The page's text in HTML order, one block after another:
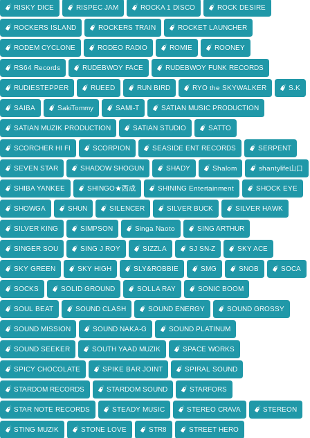
RISKY DICE RISPEC JAM ROCKA 1 DISCO ROCK DESIRE
ROCKERS ISLAND ROCKERS TRAIN ROCKET LAUNCHER
RODEM CYCLONE RODEO RADIO ROMIE ROONEY
RS64 Records RUDEBWOY FACE RUDEBWOY FUNK RECORDS
RUDIESTEPPER RUEED RUN BIRD RYO the SKYWALKER S.K
SAIBA SakiTommy SAMI-T SATIAN MUSIC PRODUCTION
SATIAN MUZIK PRODUCTION SATIAN STUDIO SATTO
SCORCHER HI FI SCORPION SEASIDE ENT RECORDS SERPENT
SEVEN STAR SHADOW SHOGUN SHADY Shalom shantylife山口
SHIBA YANKEE SHINGO★西成 SHINING Entertainment SHOCK EYE
SHOWGA SHUN SILENCER SILVER BUCK SILVER HAWK
SILVER KING SIMPSON Singa Naoto SING ARTHUR
SINGER SOU SING J ROY SIZZLA SJ SN-Z SKY ACE
SKY GREEN SKY HIGH SLY&ROBBIE SMG SNOB SOCA
SOCKS SOLID GROUND SOLLA RAY SONIC BOOM
SOUL BEAT SOUND CLASH SOUND ENERGY SOUND GROSSY
SOUND MISSION SOUND NAKA-G SOUND PLATINUM
SOUND SEEKER SOUTH YAAD MUZIK SPACE WORKS
SPICY CHOCOLATE SPIKE BAR JOINT SPIRAL SOUND
STARDOM RECORDS STARDOM SOUND STARFORS
STAR NOTE RECORDS STEADY MUSIC STEREO CRAVA STEREON
STING MUZIK STONE LOVE STR8 STREET HERO